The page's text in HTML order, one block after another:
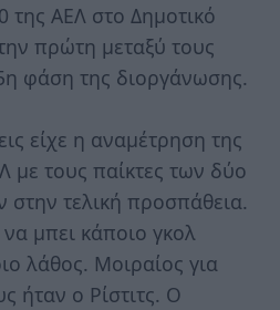
της ΑΕΛ στο Δημοτικό
πρώτη μεταξύ τους
φάση της διοργάνωσης.
είχε η αναμέτρηση της
με τους παίκτες των δύο
τελική προσπάθεια.
μπει κάποιο γκολ
λάθος. Μοιραίος για
ήταν ο Ρίστιτς. Ο